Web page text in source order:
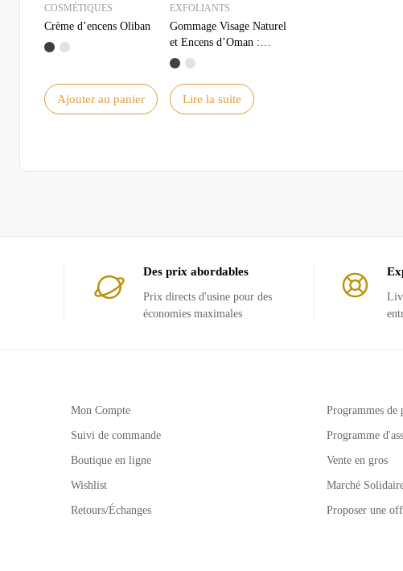
COSMÉTIQUES
Crème d’encens Oliban
Ajouter au panier
EXFOLIANTS
Gommage Visage Naturel
et Encens d’Oman :
Découvrez les Bienfaits
Peau
Lire la suite
Des prix abordables
Prix ​​directs d'usine pour des
économies maximales
Mon Compte
Suivi de commande
Boutique en ligne
Wishlist
Retours/Échanges
Programmes de
Programme
Vente en gros
Marché
Proposer une